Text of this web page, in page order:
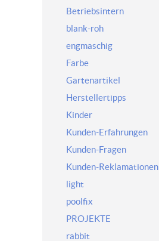
Betriebsintern
blank-roh
engmaschig
Farbe
Gartenartikel
Herstellertipps
Kinder
Kunden-Erfahrungen
Kunden-Fragen
Kunden-Reklamationen
light
poolfix
PROJEKTE
rabbit